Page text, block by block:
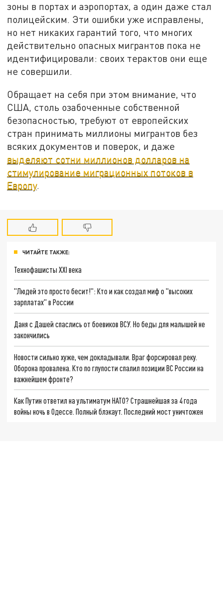
зоны в портах и аэропортах, а один даже стал
полицейским. Эти ошибки уже исправлены,
но нет никаких гарантий того, что многих
действительно опасных мигрантов пока не
идентифицировали: своих терактов они еще
не совершили.
Обращает на себя при этом внимание, что
США, столь озабоченные собственной
безопасностью, требуют от европейских
стран принимать миллионы мигрантов без
всяких документов и поверок, и даже
выделяют сотни миллионов долларов на
стимулирование миграционных потоков в
Европу.
ЧИТАЙТЕ ТАКЖЕ:
Технофашисты XXI века
"Людей это просто бесит!": Кто и как создал миф о "высоких
зарплатах" в России
Даня с Дашей спаслись от боевиков ВСУ. Но беды для малышей не
закончились
Новости сильно хуже, чем докладывали. Враг форсировал реку.
Оборона провалена. Кто по глупости спалил позиции ВС России на
важнейшем фронте?
Как Путин ответил на ультиматум НАТО? Страшнейшая за 4 года
войны ночь в Одессе. Полный блэкаут. Последний мост уничтожен